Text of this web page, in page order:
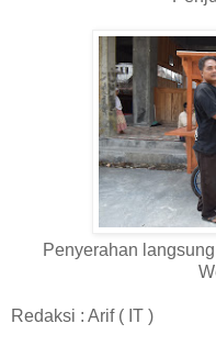
Penyerahan
Redaksi : Arif ( IT )